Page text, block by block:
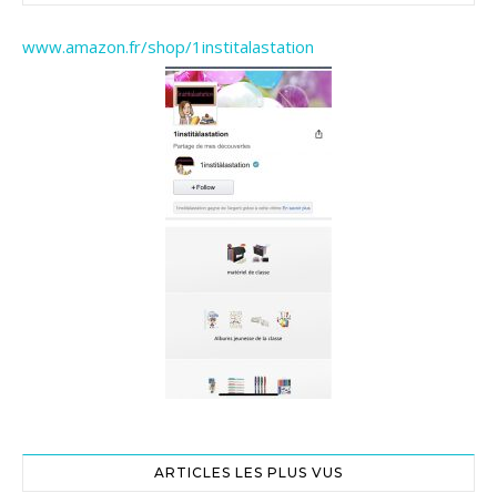
www.amazon.fr/shop/1institalastation
ARTICLES LES PLUS VUS